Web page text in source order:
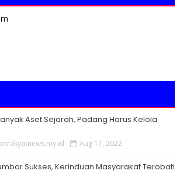
Aset Sejarah, Padang Harus Kelola
Aug 17, 2022
Sukses, Kerinduan Masyarakat Terobati